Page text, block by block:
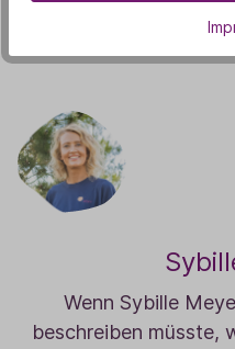
In den
Wenn Sybille
beschreiben müsste,